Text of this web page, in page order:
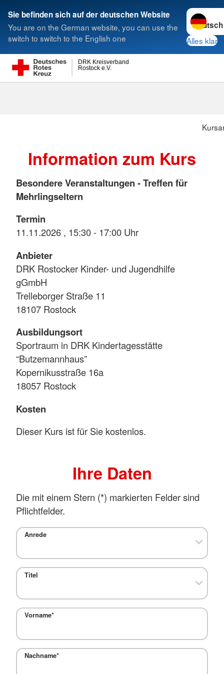
Sie befinden sich auf der deutschen Website
You are on the German website, you can use the
switch to switch to the English one
Sprache
Alles klar
Rostock e.V.
DRK Kreisverband
Suche
Information zum Kurs
Besondere Veranstaltungen - Treffen für
Mehrlingseltern
Termin
11.11.2026 , 15:30 - 17:00 Uhr
Anbieter
DRK Rostocker Kinder- und Jugendhilfe
gGmbH
Trelleborger Straße 11
18107 Rostock
Ausbildungsort
Sportraum in DRK Kindertagesstätte
“Butzemannhaus”
Kopernikusstraße 16a
18057 Rostock
Kosten
Dieser Kurs ist für Sie kostenlos.
Ihre Daten
Die mit einem Stern (*) markierten Felder sind
Pflichtfelder.
Anrede
Titel
Vorname*
Nachname*